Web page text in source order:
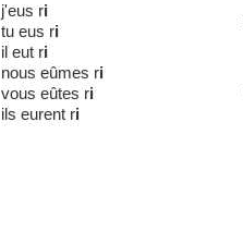
j'eus ri
tu eus ri
il eut ri
nous eûmes ri
vous eûtes ri
ils eurent ri